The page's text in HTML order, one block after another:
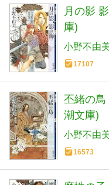
月の影
庫)
小野不由
17107
丕緒の鳥
潮文庫)
小野不由
16573